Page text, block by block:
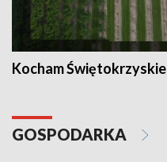
Kocham Świętokrzyskie
GOSPODARKA